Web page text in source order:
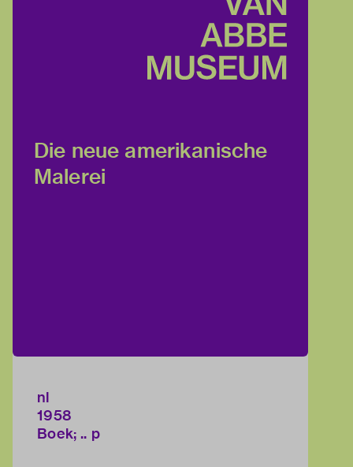
Die neue amerikanische
Malerei
nl
1958
Boek; .. p